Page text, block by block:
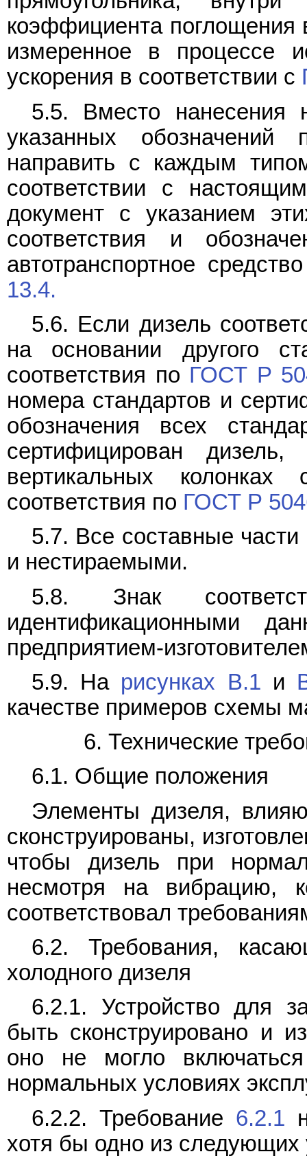
коэффициента поглощения
измеренное в процессе
ускорения в соответствии с
5.5. Вместо нанесения
указанных обозначений
направить с каждым
соответствии с
документ с указанием
соответствия и
автотранспортное
13.4.
5.6. Если дизель
на основании другого
соответствия по ГОСТ Р
номера стандартов и
обозначения всех
сертифицирован
вертикальных
соответствия по ГОСТ Р
5.7. Все составные
и нестираемыми.
5.8. Знак
идентификационными
предприятием-
5.9. На рисунках В.1 и
качестве примеров схемы
6. Технические
6.1. Общие положения
Элементы дизеля,
сконструированы,
чтобы дизель при
несмотря на вибрацию,
соответствовал
6.2. Требования,
холодного дизеля
6.2.1. Устройство для
быть сконструировано и
оно не могло
нормальных условиях
6.2.2. Требование 6.2.1
хотя бы одно из следующих